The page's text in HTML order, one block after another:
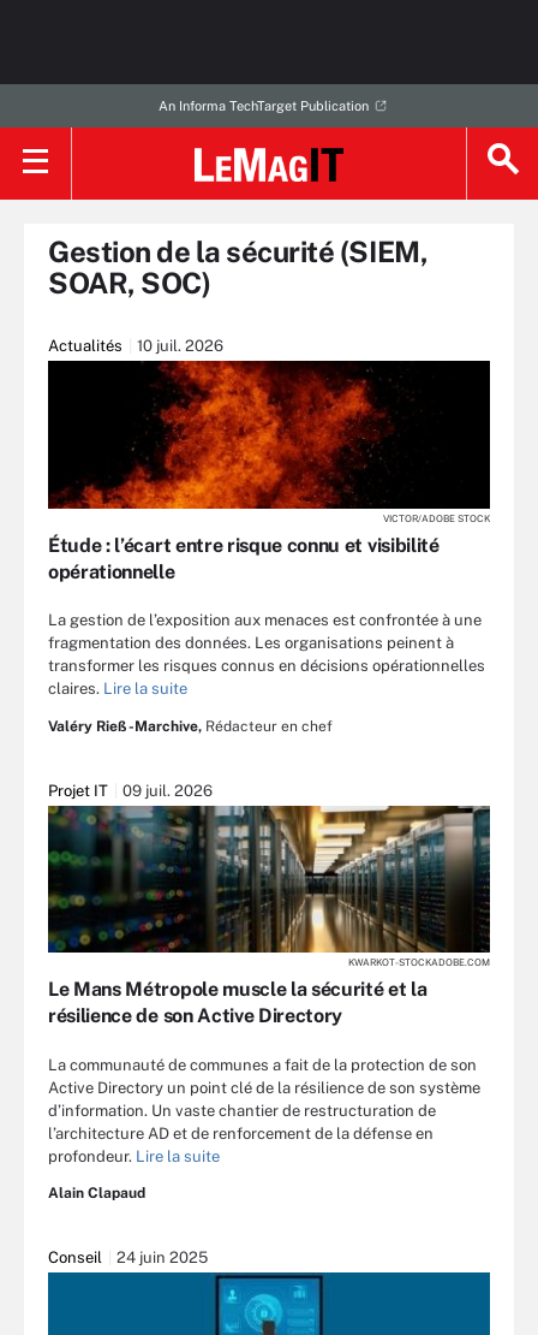
An Informa TechTarget Publication
Gestion de la sécurité (SIEM,
SOAR, SOC)
Actualités 10 juil. 2026
VICTOR/ADOBE STOCK
Étude : l’écart entre risque connu et visibilité
opérationnelle
La gestion de l’exposition aux menaces est confrontée à une
fragmentation des données. Les organisations peinent à
transformer les risques connus en décisions opérationnelles
claires. Lire la suite
Valéry Rieß-Marchive, Rédacteur en chef
Projet IT 09 juil. 2026
KWARKOT-STOCKADOBE.COM
Le Mans Métropole muscle la sécurité et la
résilience de son Active Directory
La communauté de communes a fait de la protection de son
Active Directory un point clé de la résilience de son système
d’information. Un vaste chantier de restructuration de
l’architecture AD et de renforcement de la défense en
profondeur. Lire la suite
Alain Clapaud
Conseil 24 juin 2025